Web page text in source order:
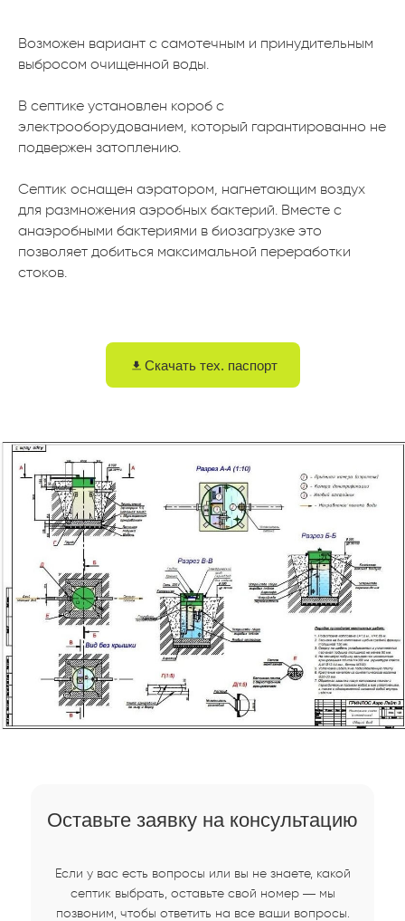
Возможен вариант с самотечным и принудительным
выбросом очищенной воды.
В септике установлен короб с
электрооборудованием, который гарантированно не
подвержен затоплению.
Септик оснащен аэратором, нагнетающим воздух
для размножения аэробных бактерий. Вместе с
анаэробными бактериями в биозагрузке это
позволяет добиться максимальной переработки
стоков.
Скачать тех. паспорт
Оставьте заявку на консультацию
Если у вас есть вопросы или вы не знаете, какой
септик выбрать, оставьте свой номер — мы
позвоним, чтобы ответить на все ваши вопросы.